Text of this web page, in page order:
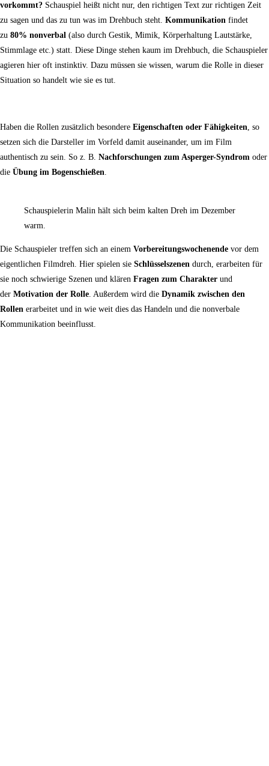
vorkommt? Schauspiel heißt nicht nur, den richtigen Text zur richtigen Zeit
zu sagen und das zu tun was im Drehbuch steht. Kommunikation findet
zu 80% nonverbal (also durch Gestik, Mimik, Körperhaltung Lautstärke,
Stimmlage etc.) statt. Diese Dinge stehen kaum im Drehbuch, die Schauspieler
agieren hier oft instinktiv. Dazu müssen sie wissen, warum die Rolle in dieser
Situation so handelt wie sie es tut.
Haben die Rollen zusätzlich besondere Eigenschaften oder Fähigkeiten, so
setzen sich die Darsteller im Vorfeld damit auseinander, um im Film
authentisch zu sein. So z. B. Nachforschungen zum Asperger-Syndrom oder
die Übung im Bogenschießen.
Schauspielerin Malin hält sich beim kalten Dreh im Dezember
warm.
Die Schauspieler treffen sich an einem Vorbereitungswochenende vor dem
eigentlichen Filmdreh. Hier spielen sie Schlüsselszenen durch, erarbeiten für
sie noch schwierige Szenen und klären Fragen zum Charakter und
der Motivation der Rolle. Außerdem wird die Dynamik zwischen den
Rollen erarbeitet und in wie weit dies das Handeln und die nonverbale
Kommunikation beeinflusst.